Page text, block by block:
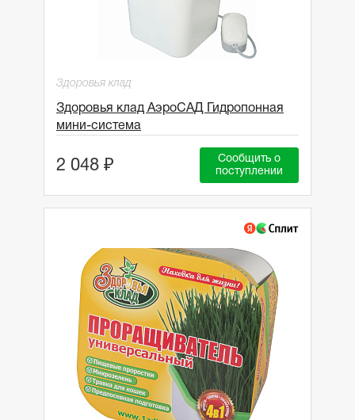
Здоровья клад
Здоровья клад АэроСАД Гидропонная
мини-система
2 048 ₽
Сообщить о
поступлении